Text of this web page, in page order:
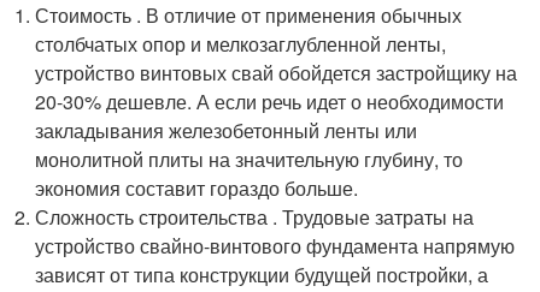
Стоимость . В отличие от применения обычных
столбчатых опор и мелкозаглубленной ленты,
устройство винтовых свай обойдется застройщику на
20-30% дешевле. А если речь идет о необходимости
закладывания железобетонный ленты или
монолитной плиты на значительную глубину, то
экономия составит гораздо больше.
Сложность строительства . Трудовые затраты на
устройство свайно-винтового фундамента напрямую
зависят от типа конструкции будущей постройки, а